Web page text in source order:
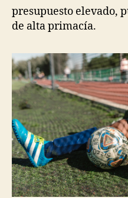
presupuesto elevado,
de alta primacía.